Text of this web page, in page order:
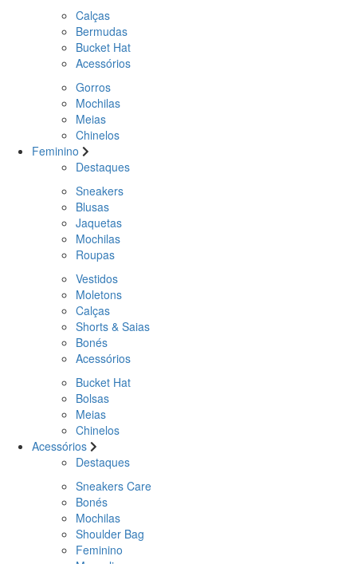
Calças
Bermudas
Bucket Hat
Acessórios
Gorros
Mochilas
Meias
Chinelos
Feminino
Destaques
Sneakers
Blusas
Jaquetas
Mochilas
Roupas
Vestidos
Moletons
Calças
Shorts & Saias
Bonés
Acessórios
Bucket Hat
Bolsas
Meias
Chinelos
Acessórios
Destaques
Sneakers Care
Bonés
Mochilas
Shoulder Bag
Feminino